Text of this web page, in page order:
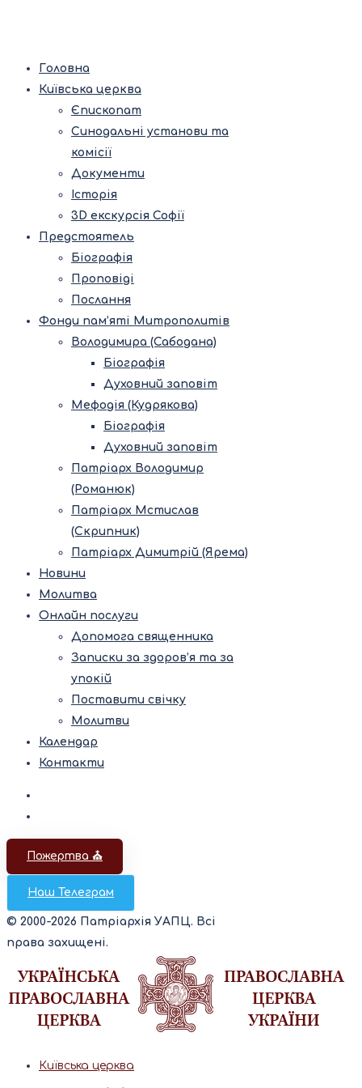
Головна
Київська церква
Єпископат
Синодальні установи та
комісії
Документи
Історія
3D екскурсія Софії
Предстоятель
Біографія
Проповіді
Послання
Фонди пам’яті Митрополитів
Володимира (Сабодана)
Біографія
Духовний заповіт
Мефодія (Кудрякова)
Біографія
Духовний заповіт
Патріарх Володимир
(Романюк)
Патріарх Мстислав
(Скрипник)
Патріарх Димитрій (Ярема)
Новини
Молитва
Онлайн послуги
Допомога священника
Записки за здоров’я та за
упокій
Поставити свічку
Молитви
Календар
Контакти
Пожертва ⛪️
Наш Телеграм
© 2000-2026 Патріархія УАПЦ. Всі
права захищені.
Київська церква